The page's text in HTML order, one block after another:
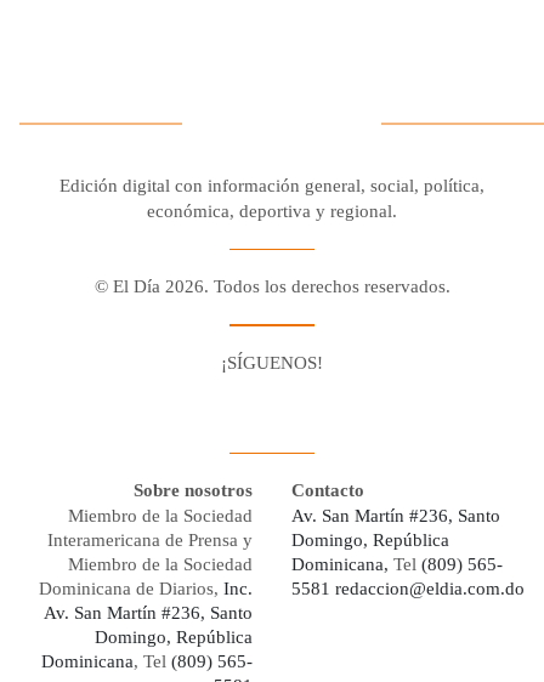
Edición digital con información general, social, política,
económica, deportiva y regional.
© El Día 2026. Todos los derechos reservados.
¡SÍGUENOS!
Sobre nosotros
Miembro de la Sociedad
Interamericana de Prensa y
Miembro de la Sociedad
Dominicana de Diarios, Inc.
Av. San Martín #236, Santo
Domingo, República
Dominicana, Tel (809) 565-
Contacto
Av. San Martín #236, Santo
Domingo, República
Dominicana, Tel (809) 565-
5581 redaccion@eldia.com.do